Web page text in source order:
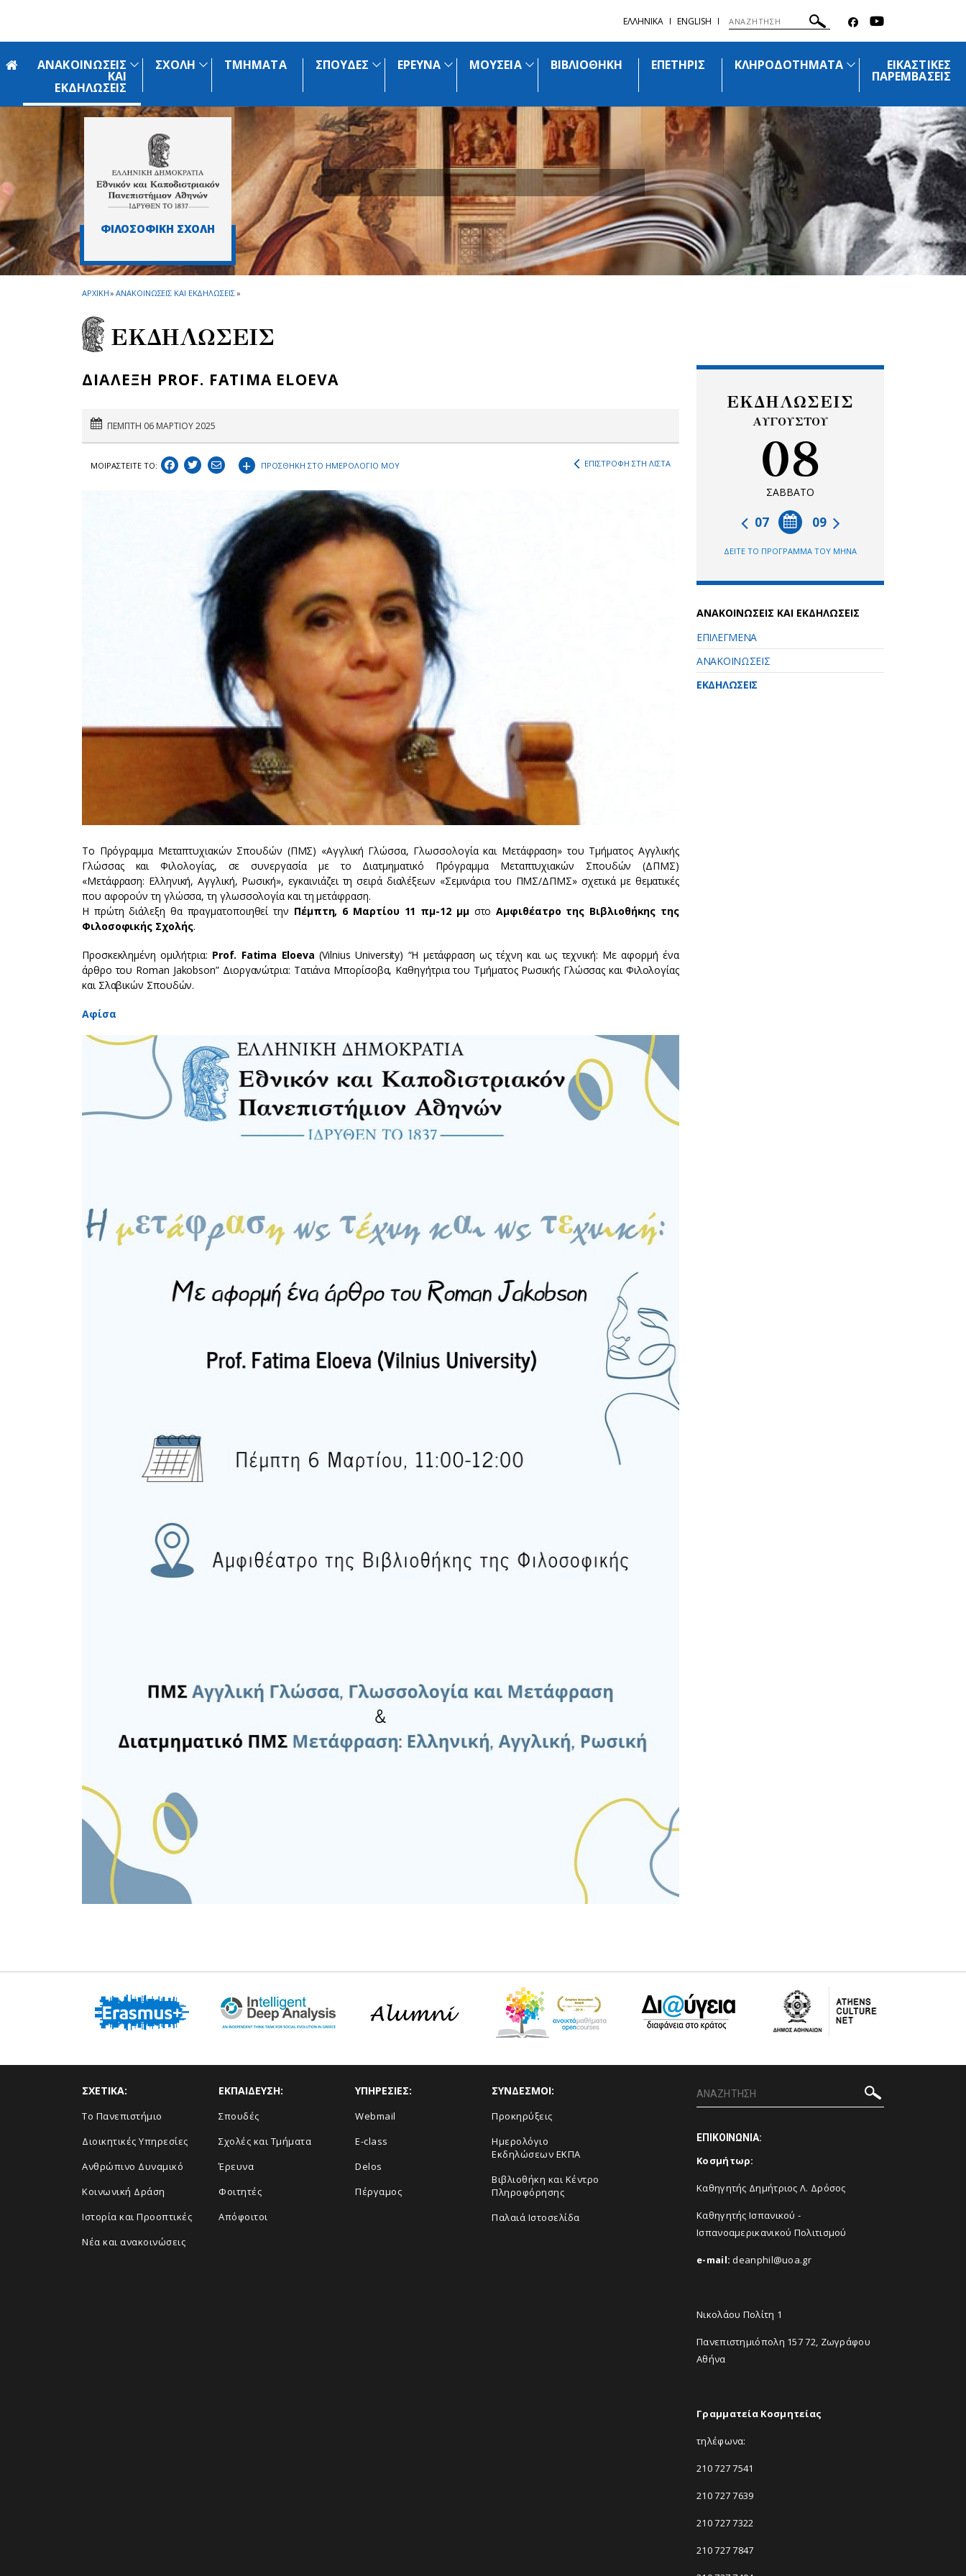
ΕΛΛΗΝΙΚΑ ENGLISH
ΑΝΑΚΟΙΝΩΣΕΙΣ
ΚΑΙ
ΕΚΔΗΛΩΣΕΙΣ
ΣΧΟΛΗ ΤΜΗΜΑΤΑ ΣΠΟΥΔΕΣ ΕΡΕΥΝΑ ΜΟΥΣΕΙΑ ΒΙΒΛΙΟΘΗΚΗ ΕΠΕΤΗΡΙΣ ΚΛΗΡΟΔΟΤΗΜΑΤΑ ΕΙΚΑΣΤΙΚΕΣ
ΠΑΡΕΜΒΑΣΕΙΣ
ΦΙΛΟΣΟΦΙΚΗ ΣΧΟΛΗ
ΑΡΧΙΚΗ» ΑΝΑΚΟΙΝΩΣΕΙΣ ΚΑΙ ΕΚΔΗΛΩΣΕΙΣ»
ΕΚΔΗΛΩΣΕΙΣ
ΔΙΑΛΕΞΗ PROF. FATIMA ELOEVA
ΠΕΜΠΤΗ 06 ΜΑΡΤΙΟΥ 2025
ΜΟΙΡΑΣΤEIΤΕ ΤΟ: + ΠΡΟΣΘΗΚΗ ΣΤΟ ΗΜΕΡΟΛΟΓΙΟ ΜΟΥ ΕΠΙΣΤΡΟΦΗ ΣΤΗ ΛΙΣΤΑ
Το Πρόγραμμα Μεταπτυχιακών Σπουδών (ΠΜΣ) «Αγγλική Γλώσσα, Γλωσσολογία και Μετάφραση» του Τμήματος Αγγλικής
Γλώσσας και Φιλολογίας, σε συνεργασία με το Διατμηματικό Πρόγραμμα Μεταπτυχιακών Σπουδών (ΔΠΜΣ)
«Μετάφραση: Ελληνική, Αγγλική, Ρωσική», εγκαινιάζει τη σειρά διαλέξεων «Σεμινάρια του ΠΜΣ/ΔΠΜΣ» σχετικά με θεματικές
που αφορούν τη γλώσσα, τη γλωσσολογία και τη μετάφραση.
Η πρώτη διάλεξη θα πραγματοποιηθεί την Πέμπτη, 6 Μαρτίου 11 πμ-12 μμ στοΑμφιθέατρο της Βιβλιοθήκης της
Φιλοσοφικής Σχολής.
Προσκεκλημένη ομιλήτρια: Prof. Fatima Eloeva (Vilnius University) “Η μετάφραση ως τέχνη και ως τεχνική: Με αφορμή ένα
άρθρο του Roman Jakobson” Διοργανώτρια: Τατιάνα Μπορίσοβα, Καθηγήτρια του Τμήματος Ρωσικής Γλώσσας και Φιλολογίας
και Σλαβικών Σπουδών.
Αφίσα
ΕΚΔΗΛΩΣΕΙΣ
ΑΥΓΟΥΣΤΟΥ
08
ΣΑΒΒΑΤΟ
09
07
ΔΕΙΤΕ ΤΟ ΠΡΟΓΡΑΜΜΑ ΤΟΥ ΜΗΝΑ
ΑΝΑΚΟΙΝΩΣΕΙΣ ΚΑΙ ΕΚΔΗΛΩΣΕΙΣ
ΕΠΙΛΕΓΜΕΝΑ
ΑΝΑΚΟΙΝΩΣΕΙΣ
ΕΚΔΗΛΩΣΕΙΣ
ΣΧΕΤΙΚΑ:
Το Πανεπιστήμιο
Διοικητικές Υπηρεσίες
Ανθρώπινο Δυναμικό
Κοινωνική Δράση
Ιστορία και Προοπτικές
Νέα και ανακοινώσεις
ΕΚΠΑΙΔΕΥΣΗ:
Σπουδές
Σχολές και Τμήματα
Έρευνα
Φοιτητές
Απόφοιτοι
ΥΠΗΡΕΣΙΕΣ:
Webmail
E-class
Delos
Πέργαμος
ΣΥΝΔΕΣΜΟΙ:
Προκηρύξεις
Ημερολόγιο
Εκδηλώσεων ΕΚΠΑ
Βιβλιοθήκη και Κέντρο
Πληροφόρησης
Παλαιά Ιστοσελίδα
ΕΠΙΚΟΙΝΩΝΙΑ:
Κοσμήτωρ:
Καθηγητής Δημήτριος Λ. Δρόσος
Καθηγητής Ισπανικού -
Ισπανοαμερικανικού Πολιτισμού
e-mail: deanphil@uoa.gr
Νικολάου Πολίτη 1
Πανεπιστημιόπολη 157 72, Ζωγράφου
Αθήνα
Γραμματεία Κοσμητείας
τηλέφωνα:
210 727 7541
210 727 7639
210 727 7322
210 727 7847